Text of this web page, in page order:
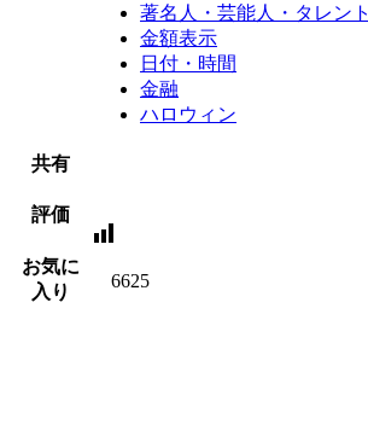
著名人・芸能人・タレント
金額表示
日付・時間
金融
ハロウィン
共有
評価
お気に
入り
6625